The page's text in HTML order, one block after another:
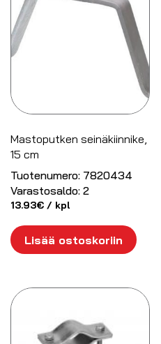
Mastoputken seinäkiinnike,
15 cm
Tuotenumero: 7820434
Varastosaldo: 2
13.93€ / kpl
Lisää ostoskoriin